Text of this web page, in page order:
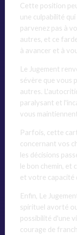
Cette position
une culpabilité
parvenez pas à
autres, et ce
à avancer et à
Le Jugement
sévère que vous
autres.
paralysant et
vous
Parfois, cette
concernant vos
les décisions
le bon chemin,
et votre capacité
Enfin, Le
spirituel avorté
possibilité d'une
courage de